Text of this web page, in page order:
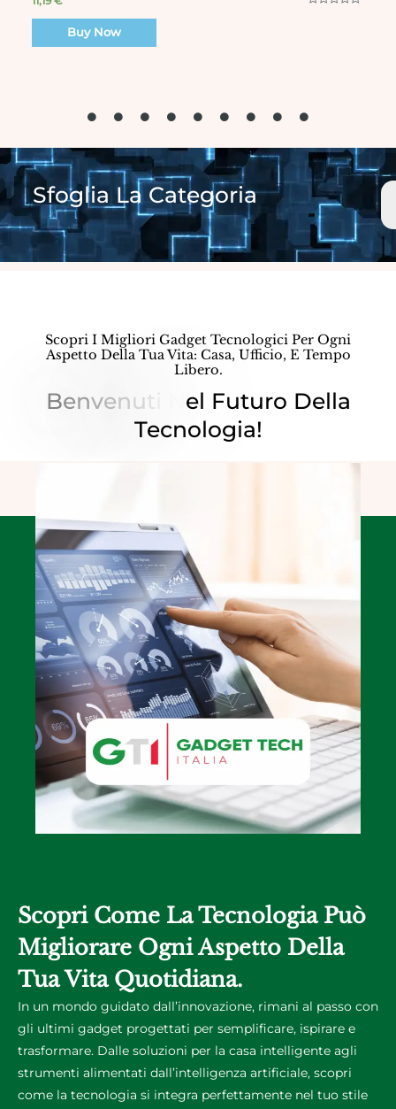
o
Buy Now
Sfoglia La Categoria
Scopri I Migliori Gadget Tecnologici Per Ogni
Aspetto Della Tua Vita: Casa, Ufficio, E Tempo
Libero.
BENVENUT EL FUTURO DELLA
TECNOLOGIA!
Scopri Come La Tecnologia Può
Migliorare Ogni Aspetto Della
Tua Vita Quotidiana.
In un mondo guidato dall’innovazione, rimani al passo con
gli ultimi gadget progettati per semplificare, ispirare e
trasformare. Dalle soluzioni per la casa intelligente agli
strumenti alimentati dall’intelligenza artificiale, scopri
come la tecnologia si integra perfettamente nel tuo stile